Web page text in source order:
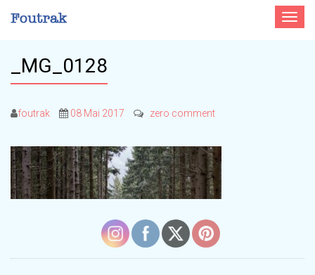
Toggle
_MG_0128
foutrak 08 Mai 2017 zero comment